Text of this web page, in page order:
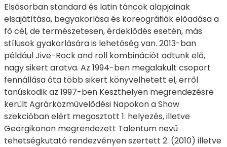
Elsősorban standard és latin táncok alapjainak
elsajátítása, begyakorlása és koreográfiák előadása a
fő cél, de természetesen, érdeklődés esetén, más
stílusok gyakorlására is lehetőség van. 2013-ban
például Jive-Rock and roll kombinációt adtunk elő,
nagy sikert aratva. Az 1994-ben megalakult csoport
fennállása óta több sikert könyvelhetett el, erről
tanúskodik az 1997-ben Keszthelyen megrendezésre
került Agrárközművelődési Napokon a Show
szekcióban elért megosztott 1. helyezés, illetve
Georgikonon megrendezett Talentum nevű
tehetségkutató rendezvényen szertett 2. (2010) illetve